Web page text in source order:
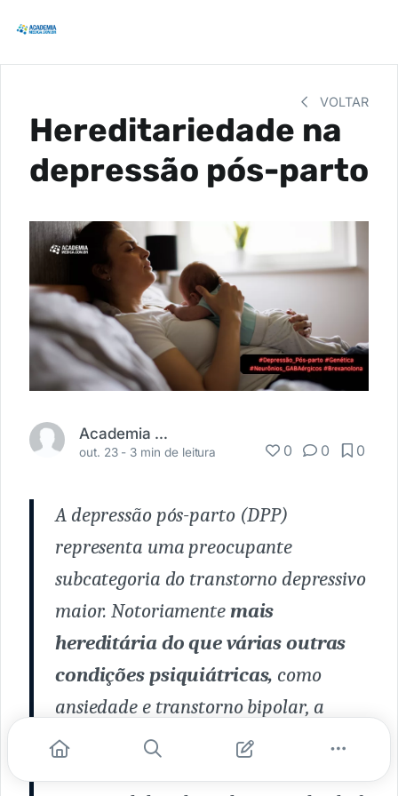
VOLTAR
Hereditariedade na
depressão pós-parto
Academia Médica
out. 23 - 3 min de leitura 0 0 0
A depressão pós-parto (DPP)
representa uma preocupante
subcategoria do transtorno depressivo
maior. Notoriamentemais
hereditária do que várias outras
condições psiquiátricas, como
ansiedade e transtorno bipolar, a
genética da DPP permaneceu